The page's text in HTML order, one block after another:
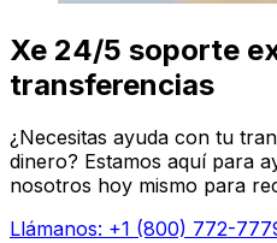
Xe 24/5 soporte
transferencias
¿Necesitas ayuda con tu
dinero? Estamos aquí para
nosotros hoy mismo para
Llámanos: +1 (800) 772-